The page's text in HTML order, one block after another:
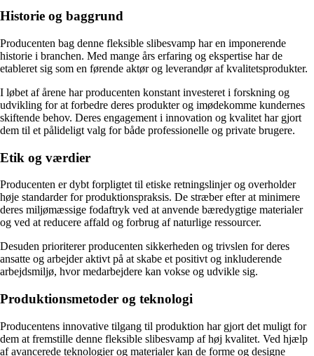
Historie og baggrund
Producenten bag denne fleksible slibesvamp har en imponerende
historie i branchen. Med mange års erfaring og ekspertise har de
etableret sig som en førende aktør og leverandør af kvalitetsprodukter.
I løbet af årene har producenten konstant investeret i forskning og
udvikling for at forbedre deres produkter og imødekomme kundernes
skiftende behov. Deres engagement i innovation og kvalitet har gjort
dem til et pålideligt valg for både professionelle og private brugere.
Etik og værdier
Producenten er dybt forpligtet til etiske retningslinjer og overholder
høje standarder for produktionspraksis. De stræber efter at minimere
deres miljømæssige fodaftryk ved at anvende bæredygtige materialer
og ved at reducere affald og forbrug af naturlige ressourcer.
Desuden prioriterer producenten sikkerheden og trivslen for deres
ansatte og arbejder aktivt på at skabe et positivt og inkluderende
arbejdsmiljø, hvor medarbejdere kan vokse og udvikle sig.
Produktionsmetoder og teknologi
Producentens innovative tilgang til produktion har gjort det muligt for
dem at fremstille denne fleksible slibesvamp af høj kvalitet. Ved hjælp
af avancerede teknologier og materialer kan de forme og designe